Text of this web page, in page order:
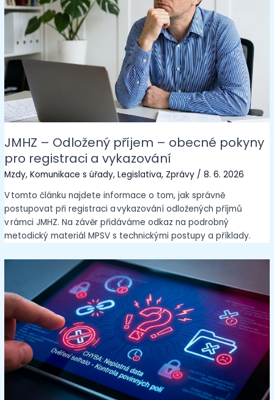
JMHZ – Odložený příjem – obecné pokyny
pro registraci a vykazování
Mzdy,Komunikace s úřady,Legislativa, Zprávy /8. 6. 2026
V tomto článku najdete informace o tom, jak správně
postupovat při registraci a vykazování odložených příjmů
v rámci JMHZ. Na závěr přidáváme odkaz na podrobný
metodický materiál MPSV s technickými postupy a příklady.